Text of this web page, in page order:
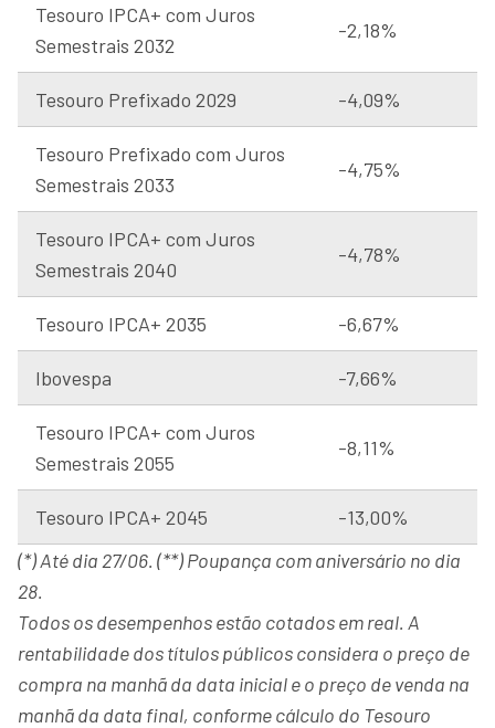
Tesouro IPCA+ com Juros
Semestrais 2032
-2,18%
Tesouro Prefixado 2029 -4,09%
Tesouro Prefixado com Juros
Semestrais 2033
-4,75%
Tesouro IPCA+ com Juros
Semestrais 2040
-4,78%
Tesouro IPCA+ 2035 -6,67%
Ibovespa -7,66%
Tesouro IPCA+ com Juros
Semestrais 2055
-8,11%
Tesouro IPCA+ 2045
-13,00%
(*) Até dia 27/06. (**) Poupança com aniversário no dia
28.
Todos os desempenhos estão cotados em real. A
rentabilidade dos títulos públicos considera o preço de
compra na manhã da data inicial e o preço de venda na
manhã da data final, conforme cálculo do Tesouro